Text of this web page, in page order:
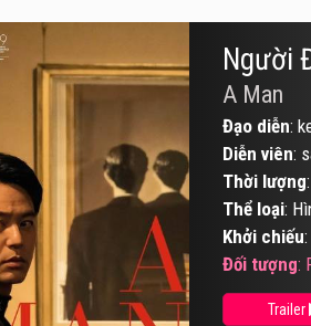
Người
A Man
Đạo diễn:
Diễn viên:
Thời lượng:
Thể loại:
Khởi chiếu
Đối tượng:
Trailer